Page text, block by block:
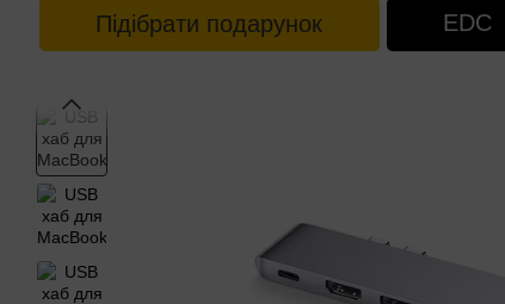
Підібрати подарунок EDC